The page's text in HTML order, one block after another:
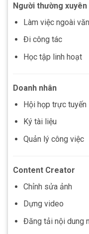
Người thường xuyên
Làm việc ngoài
Đi công tác
Học tập linh hoạt
Doanh nhân
Hội họp trực tuyến
Ký tài liệu
Quản lý công việc
Content Creator
Chỉnh sửa ảnh
Dựng video
Đăng tải nội dung